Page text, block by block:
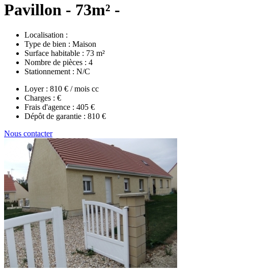
Pavillon - 73m² -
Localisation :
Type de bien : Maison
Surface habitable : 73 m²
Nombre de pièces : 4
Stationnement : N/C
Loyer : 810 € / mois cc
Charges : €
Frais d'agence : 405 €
Dépôt de garantie : 810 €
Nous contacter